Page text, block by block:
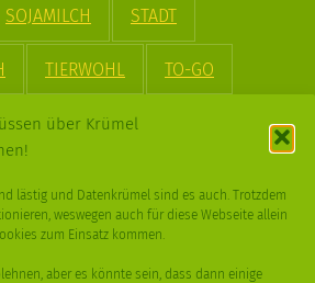
über Krümel
lästig und Datenkrümel sind es auch. Trotzdem
weswegen auch für diese Webseite allein
zum Einsatz kommen.
aber es könnte sein, dass dann einige
SOJAMILCH STADT
TIERWOHL TO-GO
VEGAN
WINTER